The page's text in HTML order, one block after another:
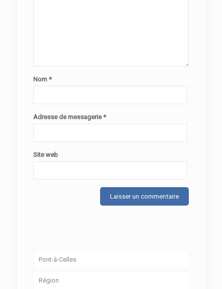
Nom *
Adresse de messagerie*
Site web
Pont-à-Celles
Région